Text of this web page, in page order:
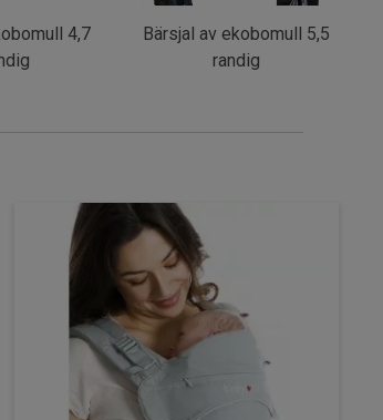
4,7
Bärsjal av ekobomull 5,5
randig